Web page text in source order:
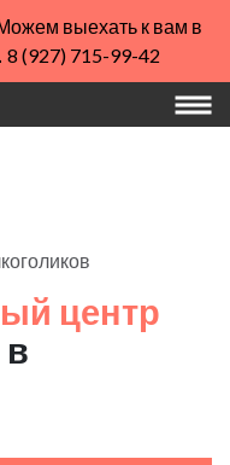
выехать к вам в
8 (927) 715-99-42
центр
в